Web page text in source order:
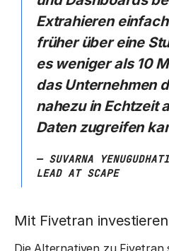
Extrahieren
früher über eine
es weniger als 10
das Unternehmen
nahezu in Echtzeit
Daten zugreifen
— SUVARNA
LEAD AT SCAPE
Mit Fivetran
Die Alternativen zu Fivetran